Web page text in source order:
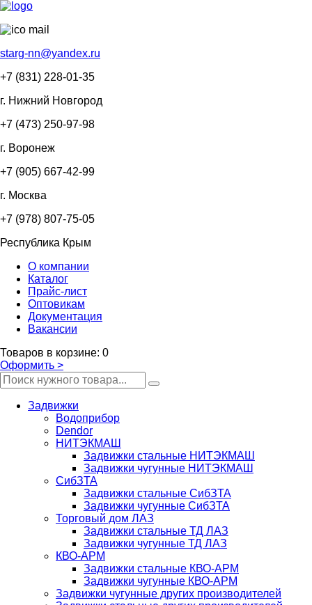
starg-nn@yandex.ru
+7 (831) 228-01-35
г. Нижний Новгород
+7 (473) 250-97-98
г. Воронеж
+7 (905) 667-42-99
г. Москва
+7 (978) 807-75-05
Республика Крым
О компании
Каталог
Прайс-лист
Оптовикам
Документация
Вакансии
Товаров в корзине: 0
Оформить >
Задвижки
Водоприбор
Dendor
НИТЭКМАШ
Задвижки стальные НИТЭКМАШ
Задвижки чугунные НИТЭКМАШ
СибЗТА
Задвижки стальные СибЗТА
Задвижки чугунные СибЗТА
Торговый дом ЛАЗ
Задвижки стальные ТД ЛАЗ
Задвижки чугунные ТД ЛАЗ
КВО-АРМ
Задвижки стальные КВО-АРМ
Задвижки чугунные КВО-АРМ
Задвижки чугунные других производителей